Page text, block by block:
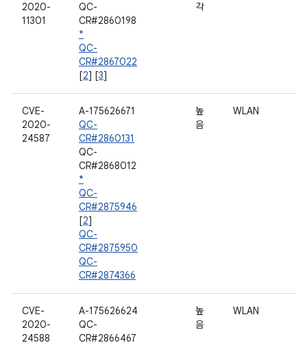
2020-
11301
QC-
CR#2860198
*
QC-
CR#2867022
[2] [3]
각
CVE-
2020-
24587
A-175626671
QC-
CR#2860131
QC-
CR#2868012
*
QC-
CR#2875946
[2]
QC-
CR#2875950
QC-
CR#2874366
높
음
WLAN
CVE-
2020-
24588
A-175626624
QC-
CR#2866467
높
음
WLAN